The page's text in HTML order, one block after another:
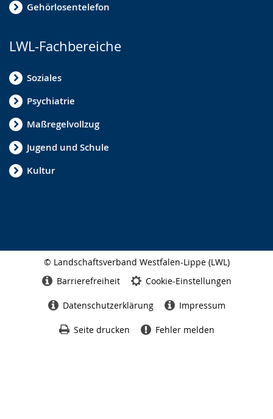
Gehörlosentelefon
LWL-Fachbereiche
Soziales
Psychiatrie
Maßregelvollzug
Jugend und Schule
Kultur
© Landschaftsverband Westfalen-Lippe (LWL)
Barrierefreiheit Cookie-Einstellungen
Datenschutzerklärung Impressum
Seite drucken Fehler melden